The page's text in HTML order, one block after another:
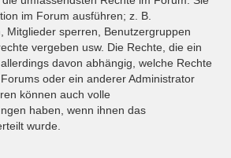
im Forum ausführen; z. B.
Mitglieder sperren, Benutzergruppen
vergeben usw. Die Rechte, die ein
davon abhängig, welche Rechte
oder ein anderer Administrator
können auch volle
haben, wenn ihnen das
wurde.